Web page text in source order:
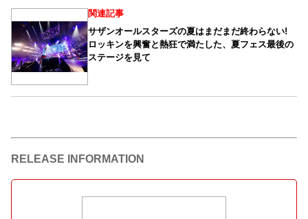
関連記事
サザンオールスターズの夏はまだまだ終わらない!
ロッキンを興奮と熱狂で満たした、夏フェス最後の
ステージを見て
RELEASE INFORMATION